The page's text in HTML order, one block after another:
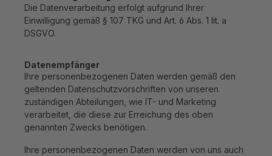
Die Datenverarbeitung erfolgt aufgrund Ihrer
Einwilligung gemäß § 107 TKG und Art. 6 Abs. 1 lit. a
DSGVO.
Datenempfänger
Ihre personenbezogenen Daten werden gemäß den
geltenden Datenschutzvorschriften von unseren
zuständigen Abteilungen, wie IT- und Marketing
verarbeitet, die diese zur Erreichung des oben
genannten Zwecks benötigen.
Ihre personenbezogenen Daten werden von uns auch